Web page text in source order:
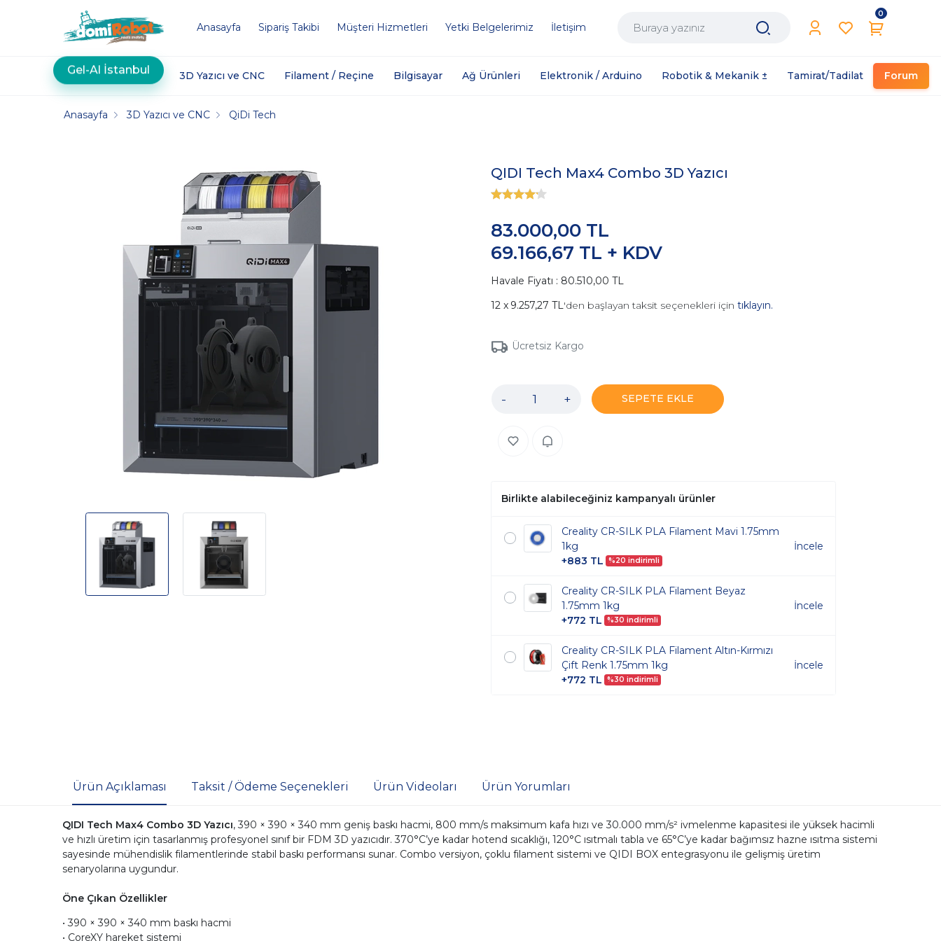
Anasayfa Sipariş Takibi Müşteri Hizmetleri Yetki Belgelerimiz İletişim
0
Gel-Al İstanbul 3D Yazıcı ve CNC Filament / Reçine Bilgisayar Ağ Ürünleri Elektronik / Arduino Robotik & Mekanik ± Tamirat/Tadilat Forum
Anasayfa 3D Yazıcı ve CNC QiDi Tech
QIDI Tech Max4 Combo 3D Yazıcı
69.166,67 TL + KDV
83.000,00 TL
Havale Fiyatı : 80.510,00 TL
9.257,27 TL'den başlayan taksit seçenekleri için tıklayın.
Ücretsiz Kargo
- + SEPETE EKLE
Birlikte alabileceğiniz kampanyalı ürünler
Creality CR-SILK PLA Filament Mavi 1.75mm
1kg
+883 TL
%20 indirimli
İncele
Creality CR-SILK PLA Filament Beyaz
1.75mm 1kg
+772 TL
%30 indirimli
İncele
Creality CR-SILK PLA Filament Altın-Kırmızı
Çift Renk 1.75mm 1kg
+772 TL
%30 indirimli
İncele
Ürün Açıklaması Taksit / Ödeme Seçenekleri Ürün Videoları Ürün Yorumları
QIDI Tech Max4 Combo 3D Yazıcı, 390 × 390 × 340 mm geniş baskı hacmi, 800 mm/s maksimum kafa hızı ve 30.000 mm/s² ivmelenme kapasitesi ile yüksek hacimli
ve hızlı üretim için tasarlanmış profesyonel sınıf bir FDM 3D yazıcıdır. 370°C’ye kadar hotend sıcaklığı, 120°C ısıtmalı tabla ve 65°C’ye kadar bağımsız hazne ısıtma sistemi
sayesinde mühendislik filamentlerinde stabil baskı performansı sunar. Combo versiyon, çoklu filament sistemi ve QIDI BOX entegrasyonu ile gelişmiş üretim
senaryolarına uygundur.
Öne Çıkan Özellikler
• 390 × 390 × 340 mm baskı hacmi
• CoreXY hareket sistemi